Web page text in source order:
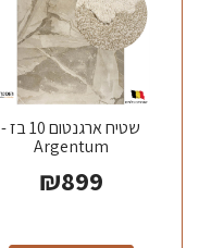
שטיח ארגנטום 10 בז -
Argentum
₪899